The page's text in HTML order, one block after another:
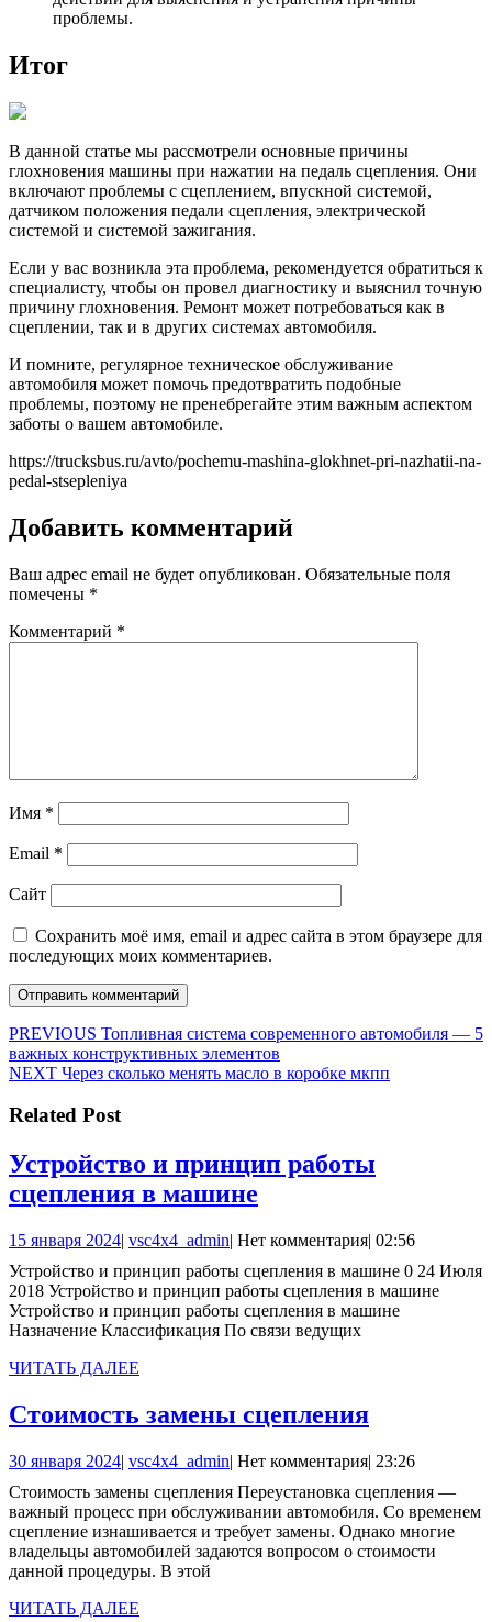
проблемы.
Итог
В данной статье мы рассмотрели основные причины
глохновения машины при нажатии на педаль сцепления. Они
включают проблемы с сцеплением, впускной системой,
датчиком положения педали сцепления, электрической
системой и системой зажигания.
Если у вас возникла эта проблема, рекомендуется обратиться к
специалисту, чтобы он провел диагностику и выяснил точную
причину глохновения. Ремонт может потребоваться как в
сцеплении, так и в других системах автомобиля.
И помните, регулярное техническое обслуживание
автомобиля может помочь предотвратить подобные
проблемы, поэтому не пренебрегайте этим важным аспектом
заботы о вашем автомобиле.
https://trucksbus.ru/avto/pochemu-mashina-glokhnet-pri-nazhatii-na-
pedal-stsepleniya
Добавить комментарий
Ваш адрес email не будет опубликован. Обязательные поля
помечены *
Комментарий *
Имя *
Email *
Сайт
Сохранить моё имя, email и адрес сайта в этом браузере для
последующих моих комментариев.
Навигация
по
PREVIOUS Предыдущая
запись:
Топливная система современного автомобиля — 5
важных конструктивных элементов
NEXT Следующая
Через сколько менять масло в коробке мкпп
Related Post
Устройство и принцип работы
сцепления в машине
принцип
работы
сцепления
в
15 января 202415
2024
| vsc4x4_adminvsc4x4_admin
| Нет комментария| 02:56
Устройство и принцип работы сцепления в машине 0 24 Июля
2018 Устройство и принцип работы сцепления в машине
Устройство и принцип работы сцепления в машине
Назначение Классификация По связи ведущих
ЧИТАТЬ ДАЛЕЕ
Стоимость замены сцепления
30 января 202430
2024
| vsc4x4_adminvsc4x4_admin
| Нет комментария| 23:26
Стоимость замены сцепления Переустановка сцепления —
важный процесс при обслуживании автомобиля. Со временем
сцепление изнашивается и требует замены. Однако многие
владельцы автомобилей задаются вопросом о стоимости
данной процедуры. В этой
ЧИТАТЬ ДАЛЕЕ